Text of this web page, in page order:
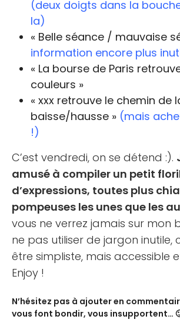
(deux doigts dans la
la)
« Belle séance / mauvaise
information encore plus
« La bourse de Paris
couleurs »
« xxx retrouve le chemin de
baisse/hausse » (mais
!)
C’est vendredi, on se détend :).
amusé à compiler un petit
d’expressions, toutes plus
pompeuses les unes que les
vous ne verrez jamais sur mon
ne pas utiliser de jargon inutile,
être simpliste, mais accessible
Enjoy !
N’hésitez pas à ajouter en
vous font bondir, vous insupportent…